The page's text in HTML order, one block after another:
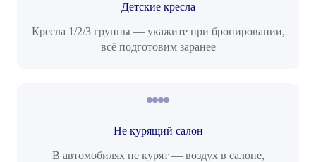
Детские кресла
Кресла 1/2/3 группы — укажите при бронировании,
всё подготовим заранее
Не курящий салон
В автомобилях не курят — воздух в салоне,